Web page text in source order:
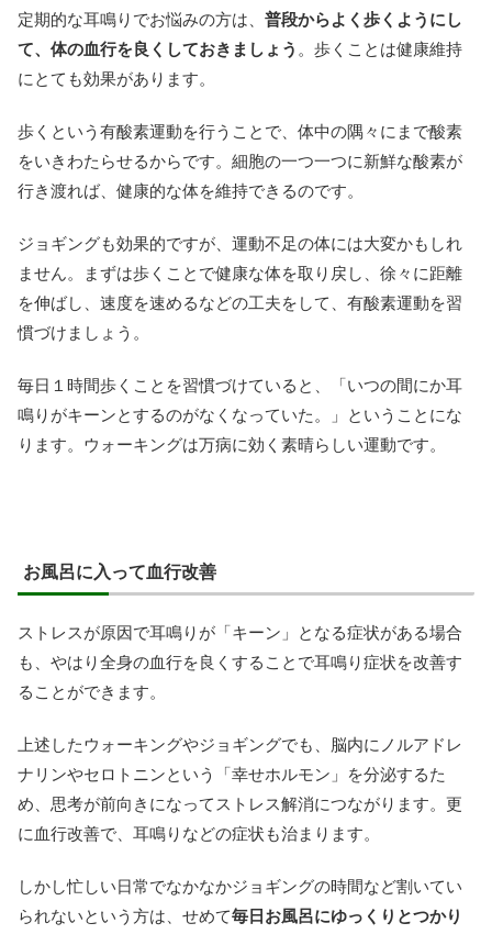
定期的な耳鳴りでお悩みの方は、 普段からよく歩くようにし
て、体の血行を良くしておきましょう 。歩くことは健康維持
にとても効果があります。
歩くという有酸素運動を行うことで、体中の隅々にまで酸素
をいきわたらせるからです。細胞の一つ一つに新鮮な酸素が
行き渡れば、健康的な体を維持できるのです。
ジョギングも効果的ですが、運動不足の体には大変かもしれ
ません。まずは歩くことで健康な体を取り戻し、徐々に距離
を伸ばし、速度を速めるなどの工夫をして、有酸素運動を習
慣づけましょう。
毎日１時間歩くことを習慣づけていると、「いつの間にか耳
鳴りがキーンとするのがなくなっていた。」ということにな
ります。ウォーキングは万病に効く素晴らしい運動です。
お風呂に入って血行改善
ストレスが原因で耳鳴りが「キーン」となる症状がある場合
も、やはり全身の血行を良くすることで耳鳴り症状を改善す
ることができます。
上述したウォーキングやジョギングでも、脳内にノルアドレ
ナリンやセロトニンという「幸せホルモン」を分泌するた
め、思考が前向きになってストレス解消につながります。更
に血行改善で、耳鳴りなどの症状も治まります。
しかし忙しい日常でなかなかジョギングの時間など割いてい
られないという方は、せめて毎日お風呂にゆっくりとつかり